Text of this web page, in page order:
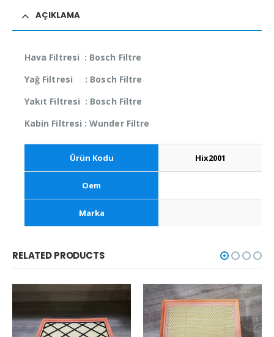
AÇIKLAMA
Hava Filtresi : Bosch Filtre
Yağ Filtresi : Bosch Filtre
Yakıt Filtresi : Bosch Filtre
Kabin Filtresi : Wunder Filtre
Ürün Kodu Hix2001
Oem
Marka
RELATED PRODUCTS